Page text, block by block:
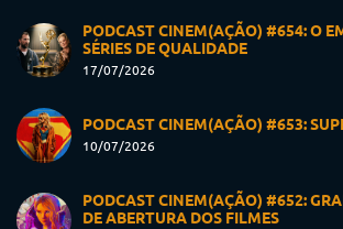
PODCAST CINEM(AÇÃO) #654: O
SÉRIES DE QUALIDADE
17/07/2026
PODCAST CINEM(AÇÃO) #653:
10/07/2026
PODCAST CINEM(AÇÃO) #652:
DE ABERTURA DOS FILMES